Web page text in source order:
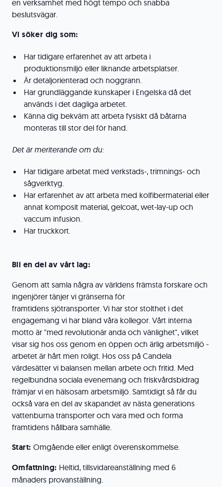
en verksamhet med högt tempo och snabba
beslutsvägar.
Vi söker dig som:
Har tidigare erfarenhet av att arbeta i
produktionsmiljö eller liknande arbetsplatser.
Är detaljorienterad och noggrann.
Har grundläggande kunskaper i Engelska då det
används i det dagliga arbetet.
Känna dig bekväm att arbeta fysiskt då båtarna
monteras till stor del för hand.
Det är meriterande om du:
Har tidigare arbetat med verkstads-, trimnings- och
sågverktyg.
Har erfarenhet av att arbeta med kolfibermaterial eller
annat komposit material, gelcoat, wet-lay-up och
vaccum infusion.
Har truckkort.
Bli en del av vårt lag:
Genom att samla några av världens främsta forskare och
ingenjörer tänjer vi gränserna för
framtidens sjötransporter. Vi har stor stolthet i det
engagemang vi har bland våra kollegor. Vårt interna
motto är "med revolutionär anda och vänlighet", vilket
visar sig hos oss genom en öppen och ärlig arbetsmiljö -
arbetet är hårt men roligt. Hos oss på Candela
värdesätter vi balansen mellan arbete och fritid. Med
regelbundna sociala evenemang och friskvårdsbidrag
främjar vi en hälsosam arbetsmiljö. Samtidigt så får du
också vara en del av skapandet av nästa generations
vattenburna transporter och vara med och forma
framtidens hållbara samhälle.
Start: Omgående eller enligt överenskommelse.
Omfattning: Heltid, tillsvidareanställning med 6
månaders provanställning.